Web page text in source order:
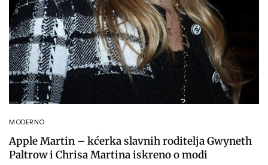
MODERNO
Apple Martin – kćerka slavnih roditelja Gwyneth
Paltrow i Chrisa Martina iskreno o modi